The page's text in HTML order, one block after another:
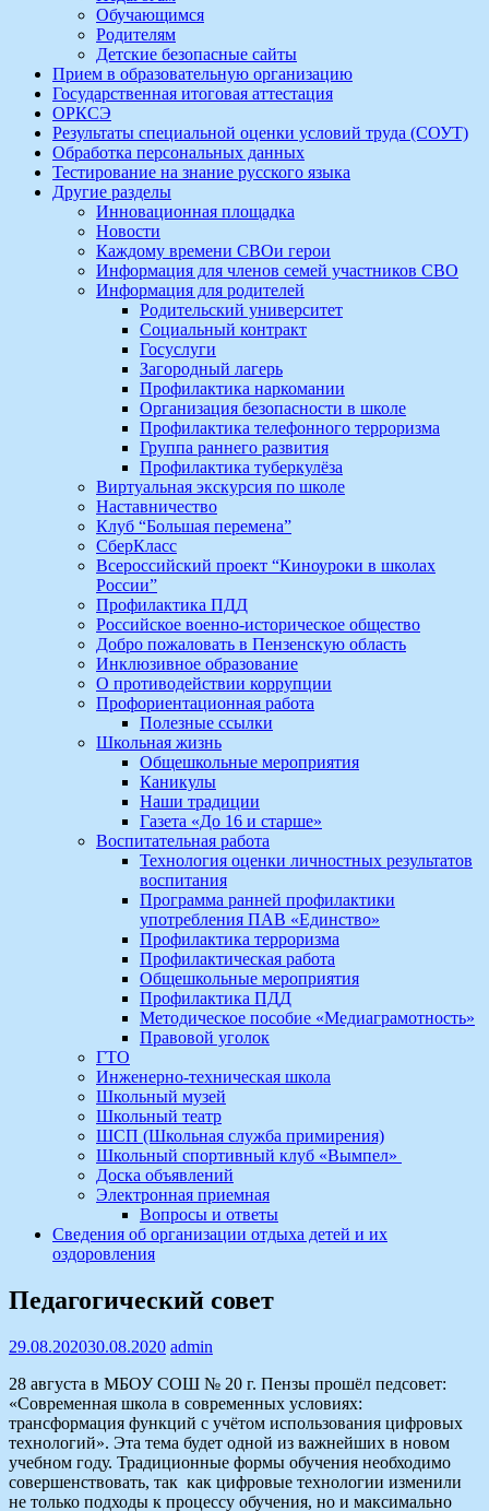
Обучающимся
Родителям
Детские безопасные сайты
Прием в образовательную организацию
Государственная итоговая аттестация
ОРКСЭ
Результаты специальной оценки условий труда (СОУТ)
Обработка персональных данных
Тестирование на знание русского языка
Другие разделы
Инновационная площадка
Новости
Каждому времени СВОи герои
Информация для членов семей участников СВО
Информация для родителей
Родительский университет
Социальный контракт
Госуслуги
Загородный лагерь
Профилактика наркомании
Организация безопасности в школе
Профилактика телефонного терроризма
Группа раннего развития
Профилактика туберкулёза
Виртуальная экскурсия по школе
Наставничество
Клуб “Большая перемена”
СберКласс
Всероссийский проект “Киноуроки в школах
России”
Профилактика ПДД
Российское военно-историческое общество
Добро пожаловать в Пензенскую область
Инклюзивное образование
О противодействии коррупции
Профориентационная работа
Полезные ссылки
Школьная жизнь
Общешкольные мероприятия
Каникулы
Наши традиции
Газета «До 16 и старше»
Воспитательная работа
Технология оценки личностных результатов
воспитания
Программа ранней профилактики
употребления ПАВ «Единство»
Профилактика терроризма
Профилактическая работа
Общешкольные мероприятия
Профилактика ПДД
Методическое пособие «Медиаграмотность»
Правовой уголок
ГТО
Инженерно-техническая школа
Школьный музей
Школьный театр
ШСП (Школьная служба примирения)
Школьный спортивный клуб «Вымпел»
Доска объявлений
Электронная приемная
Вопросы и ответы
Сведения об организации отдыха детей и их
оздоровления
Педагогический совет
29.08.202030.08.2020 admin
28 августа в МБОУ СОШ № 20 г. Пензы прошёл педсовет:
«Современная школа в современных условиях:
трансформация функций с учётом использования цифровых
технологий». Эта тема будет одной из важнейших в новом
учебном году. Традиционные формы обучения необходимо
совершенствовать, так как цифровые технологии изменили
не только подходы к процессу обучения, но и максимально